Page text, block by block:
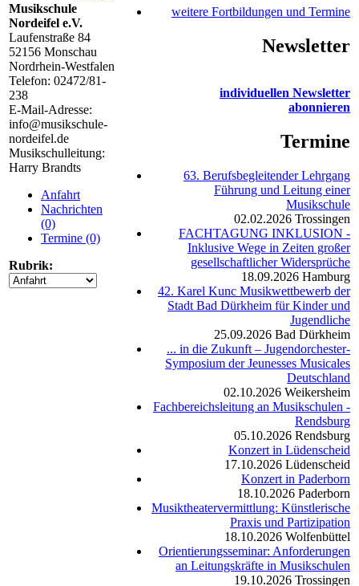
Musikschule
Nordeifel e.V.
Laufenstraße 84
52156 Monschau
Nordrhein-Westfalen
Telefon: 02472/81-
238
E-Mail-Adresse:
info@musikschule-
nordeifel.de
Musikschulleitung:
Harry Brandts
Anfahrt
Nachrichten
(0)
Termine (0)
Rubrik:
weitere Fortbildungen und Termine
Newsletter
individuellen Newsletter
abonnieren
Termine
63. Berufsbegleitender Lehrgang
Führung und Leitung einer
Musikschule
02.02.2026 Trossingen
FACHTAGUNG INKLUSION -
Inklusive Wege in Zeiten großer
gesellschaftlicher Widersprüche
18.09.2026 Hamburg
42. Karel Kunc Musikwettbewerb der
Stadt Bad Dürkheim für Kinder und
Jugendliche
25.09.2026 Bad Dürkheim
... in die Zukunft – Jugendorchester-
Symposium der Jeunesses Musicales
Deutschland
02.10.2026 Weikersheim
Fachbereichsleitung an Musikschulen -
Rendsburg
05.10.2026 Rendsburg
Konzert in Lüdenscheid
17.10.2026 Lüdenscheid
Konzert in Paderborn
18.10.2026 Paderborn
Musiktheatervermittlung: Künstlerische
Praxis und Partizipation
18.10.2026 Wolfenbüttel
Orientierungsseminar: Anforderungen
an Leitungskräfte in Musikschulen
19.10.2026 Trossingen